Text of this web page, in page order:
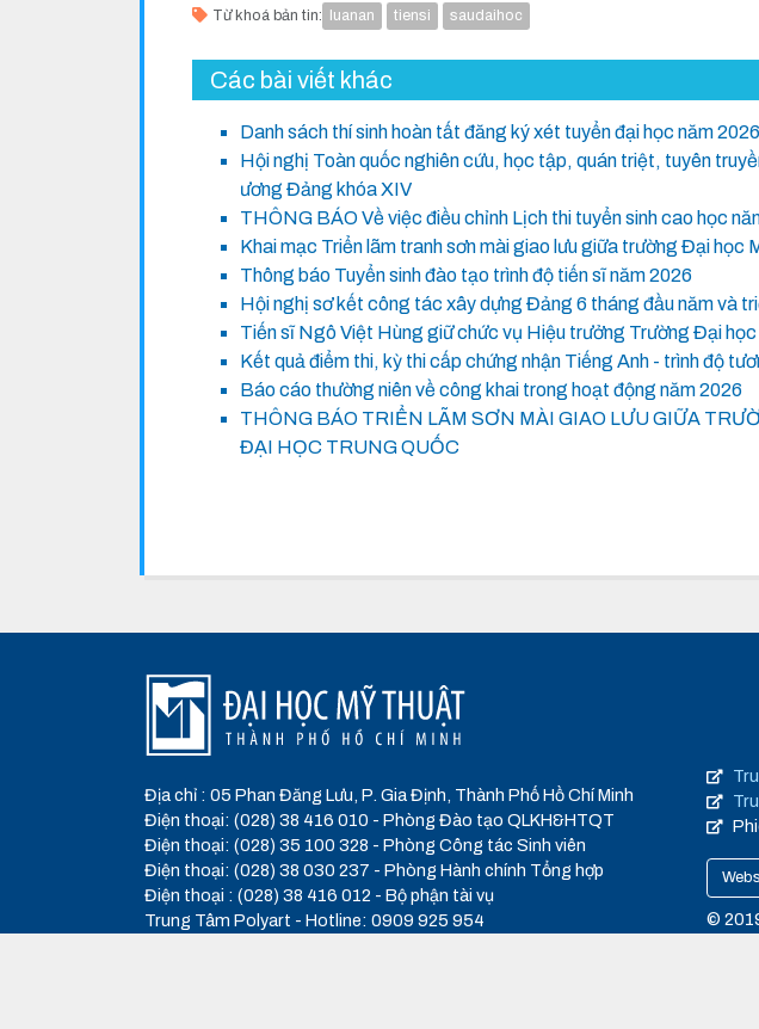
Từ khoá bản tin: luanan tiensi saudaihoc
Các bài viết khác
Danh sách thí sinh hoàn tất đăng ký xét tuyển đại học năm
Hội nghị Toàn quốc nghiên cứu, học tập, quán triệt, tuyên
ương Đảng khóa XIV
THÔNG BÁO Về việc điều chỉnh Lịch thi tuyển sinh cao học
Khai mạc Triển lãm tranh sơn mài giao lưu giữa trường Đại
Thông báo Tuyển sinh đào tạo trình độ tiến sĩ năm 2026
Hội nghị sơ kết công tác xây dựng Đảng 6 tháng đầu năm và
Tiến sĩ Ngô Việt Hùng giữ chức vụ Hiệu trưởng Trường Đại
Kết quả điểm thi, kỳ thi cấp chứng nhận Tiếng Anh - trình độ
Báo cáo thường niên về công khai trong hoạt động năm 2026
THÔNG BÁO TRIỂN LÃM SƠN MÀI GIAO LƯU GIỮA
ĐẠI HỌC TRUNG QUỐC
Địa chỉ : 05 Phan Đăng Lưu, P. Gia Định, Thành Phố Hồ Chí Minh
Điện thoại: (028) 38 416 010 - Phòng Đào tạo QLKH&HTQT
Điện thoại: (028) 35 100 328 - Phòng Công tác Sinh viên
Điện thoại: (028) 38 030 237 - Phòng Hành chính Tổng hợp
Điện thoại : (028) 38 416 012 - Bộ phận tài vụ
Trung Tâm Polyart - Hotline: 0909 925 954
©